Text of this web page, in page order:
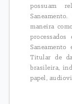
possuam
maneira
Titular de
brasileira,
papel,